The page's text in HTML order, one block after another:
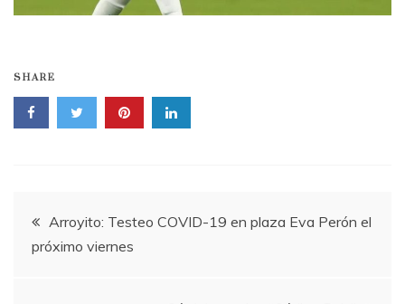
SHARE
Navegación
de
Arroyito: Testeo COVID-19 en plaza Eva Perón el
próximo viernes